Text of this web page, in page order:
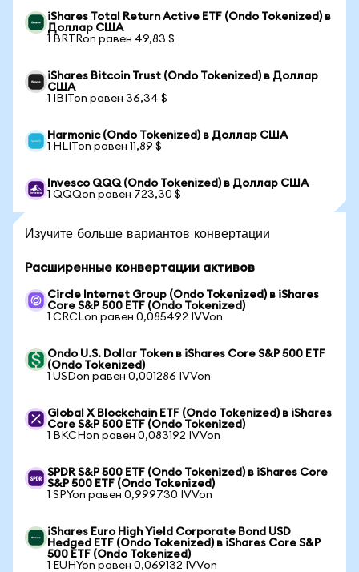
iShares Total Return Active ETF (Ondo Tokenized) в
Доллар США
1 BRTRon равен 49,83 $
iShares Bitcoin Trust (Ondo Tokenized) в Доллар
США
1 IBITon равен 36,34 $
Harmonic (Ondo Tokenized) в Доллар США
1 HLITon равен 11,89 $
Invesco QQQ (Ondo Tokenized) в Доллар США
1 QQQon равен 723,30 $
Изучите больше вариантов конвертации
Расширенные конвертации активов
Circle Internet Group (Ondo Tokenized) в iShares
Core S&P 500 ETF (Ondo Tokenized)
1 CRCLon равен 0,085492 IVVon
Ondo U.S. Dollar Token в iShares Core S&P 500 ETF
(Ondo Tokenized)
1 USDon равен 0,001286 IVVon
Global X Blockchain ETF (Ondo Tokenized) в iShares
Core S&P 500 ETF (Ondo Tokenized)
1 BKCHon равен 0,083192 IVVon
SPDR S&P 500 ETF (Ondo Tokenized) в iShares Core
S&P 500 ETF (Ondo Tokenized)
1 SPYon равен 0,999730 IVVon
iShares Euro High Yield Corporate Bond USD
Hedged ETF (Ondo Tokenized) в iShares Core S&P
500 ETF (Ondo Tokenized)
1 EUHYon равен 0,069132 IVVon